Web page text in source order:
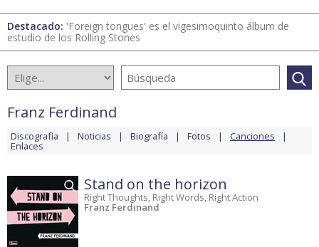
Destacado: 'Foreign tongues' es el vigesimoquinto álbum de
estudio de los Rolling Stones
Franz Ferdinand
Discografía Noticias Biografía Fotos Canciones
Enlaces
Stand on the horizon
Right Thoughts, Right Words, Right Action
Franz Ferdinand